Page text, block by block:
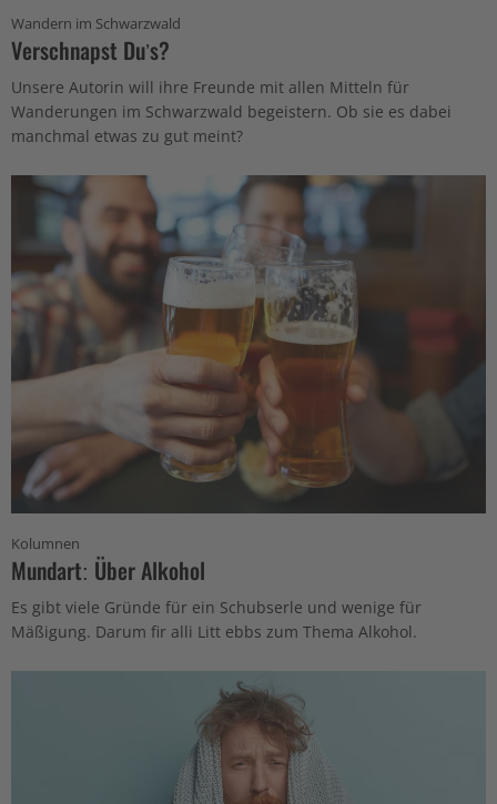
Wandern im Schwarzwald
Verschnapst Duʼs?
Unsere Autorin will ihre Freunde mit allen Mitteln für
Wanderungen im Schwarzwald begeistern. Ob sie es dabei
manchmal etwas zu gut meint?
Kolumnen
Mundart: Über Alkohol
Es gibt viele Gründe für ein Schubserle und wenige für
Mäßigung. Darum fir alli Litt ebbs zum Thema Alkohol.